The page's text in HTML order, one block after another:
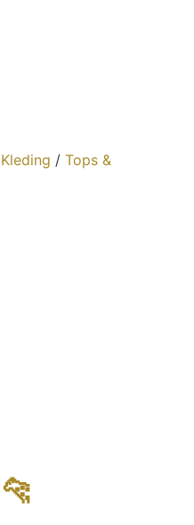
Kleding / Tops &